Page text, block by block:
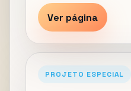
Ver página
PROJETO ESPECIAL